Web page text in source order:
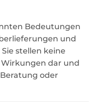
Bedeutungen
und
stellen keine
dar und
oder